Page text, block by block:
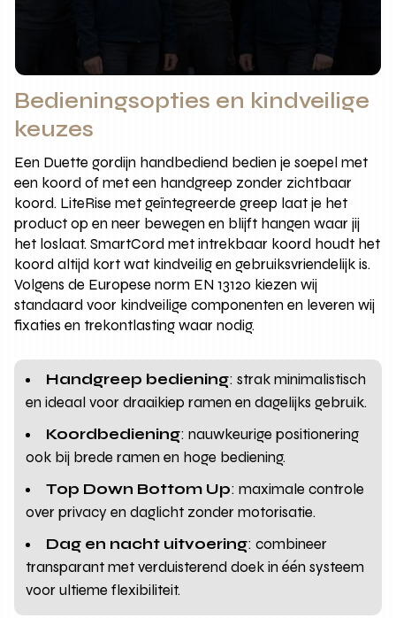
Bedieningsopties en kindveilige
keuzes
Een Duette gordijn handbediend bedien je soepel met
een koord of met een handgreep zonder zichtbaar
koord. LiteRise met geïntegreerde greep laat je het
product op en neer bewegen en blijft hangen waar jij
het loslaat. SmartCord met intrekbaar koord houdt het
koord altijd kort wat kindveilig en gebruiksvriendelijk is.
Volgens de Europese norm EN 13120 kiezen wij
standaard voor kindveilige componenten en leveren wij
fixaties en trekontlasting waar nodig.
Handgreep bediening: strak minimalistisch
en ideaal voor draaikiep ramen en dagelijks gebruik.
Koordbediening: nauwkeurige positionering
ook bij brede ramen en hoge bediening.
Top Down Bottom Up: maximale controle
over privacy en daglicht zonder motorisatie.
Dag en nacht uitvoering: combineer
transparant met verduisterend doek in één systeem
voor ultieme flexibiliteit.